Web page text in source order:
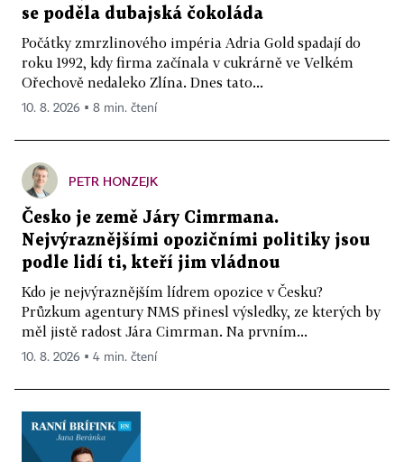
se poděla dubajská čokoláda
Počátky zmrzlinového impéria Adria Gold spadají do
roku 1992, kdy firma začínala v cukrárně ve Velkém
Ořechově nedaleko Zlína. Dnes tato...
10. 8. 2026 ▪ 8 min. čtení
PETR HONZEJK
Česko je země Járy Cimrmana.
Nejvýraznějšími opozičními politiky jsou
podle lidí ti, kteří jim vládnou
Kdo je nejvýraznějším lídrem opozice v Česku?
Průzkum agentury NMS přinesl výsledky, ze kterých by
měl jistě radost Jára Cimrman. Na prvním...
10. 8. 2026 ▪ 4 min. čtení